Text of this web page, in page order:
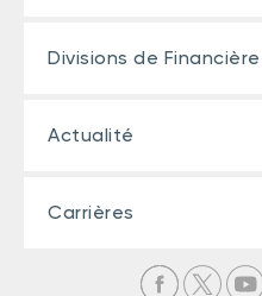
Divisions de
Actualité
Carrières